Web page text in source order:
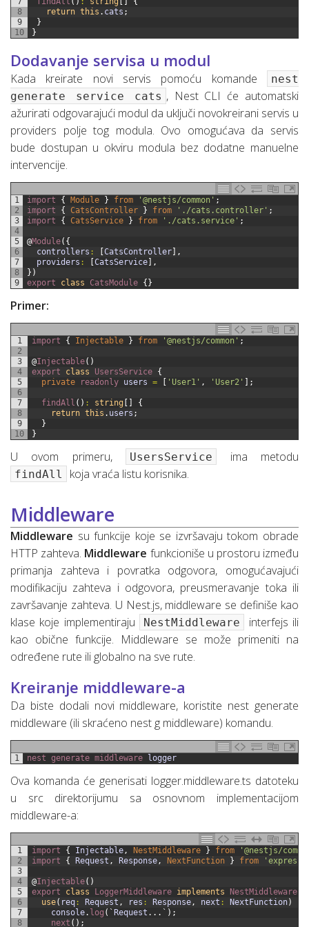
8
9
10
return this . cats ;
}
}
Dodavanje servisa u modul
Kada kreirate novi servis pomoću komande
nest
generate service cats , Nest CLI će automatski
ažurirati odgovarajući modul da uključi novokreirani servis u
providers polje tog modula. Ovo omogućava da servis
bude dostupan u okviru modula bez dodatne manuelne
intervencije.
1
2
3
4
5
6
7
8
9
import { Module } from '@nestjs/common' ;
import
{ CatsController } from './cats.controller' ;
import
{ CatsService } from './cats.service' ;
@Module( {
controllers : [CatsController] ,
providers : [CatsService] ,
} )
export
class CatsModule {}
Primer:
1
2
3
4
5
6
7
8
9
10
import { Injectable } from '@nestjs/common' ;
@Injectable( )
export
class UsersService {
private
readonly users = [ 'User1' , 'User2' ] ;
findAll ( ) : string [ ]
{
return this . users ;
}
}
U ovom primeru, UsersService ima metodu
findAll koja vraća listu korisnika.
Middleware
Middleware su funkcije koje se izvršavaju tokom obrade
HTTP zahteva. Middleware funkcioniše u prostoru između
primanja zahteva i povratka odgovora, omogućavajući
modifikaciju zahteva i odgovora, preusmeravanje toka ili
završavanje zahteva. U Nest.js, middleware se definiše kao
klase koje implementiraju
NestMiddleware
interfejs ili
kao obične funkcije. Middleware se može primeniti na
određene rute ili globalno na sve rute.
Kreiranje middleware-a
Da biste dodali novi middleware, koristite nest generate
middleware (ili skraćeno nest g middleware) komandu.
1 nest generate middleware logger
Ova komanda će generisati logger.middleware.ts datoteku
u src direktorijumu sa osnovnom implementacijom
middleware-a:
1
2
3
4
5
6
7
8
import { Injectable, NestMiddleware } from
'@nestjs/
import
{ Request , Response, NextFunction } from 'express'
@Injectable( )
export
class LoggerMiddleware implements NestMiddleware
use( req : Request , res : Response, next : NextFunction)
console. log ( ` Request . . . ` ) ;
next ( ) ;